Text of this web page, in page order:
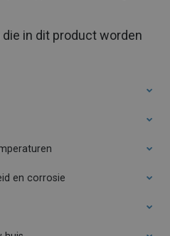
in dit product worden
en corrosie